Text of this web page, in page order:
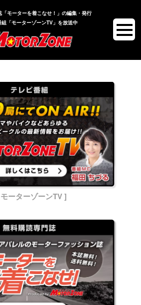
「モーターを着こなせ！」の編集・発行
「モーターゾーンTV」を放送中
ーターゾーンTV ]